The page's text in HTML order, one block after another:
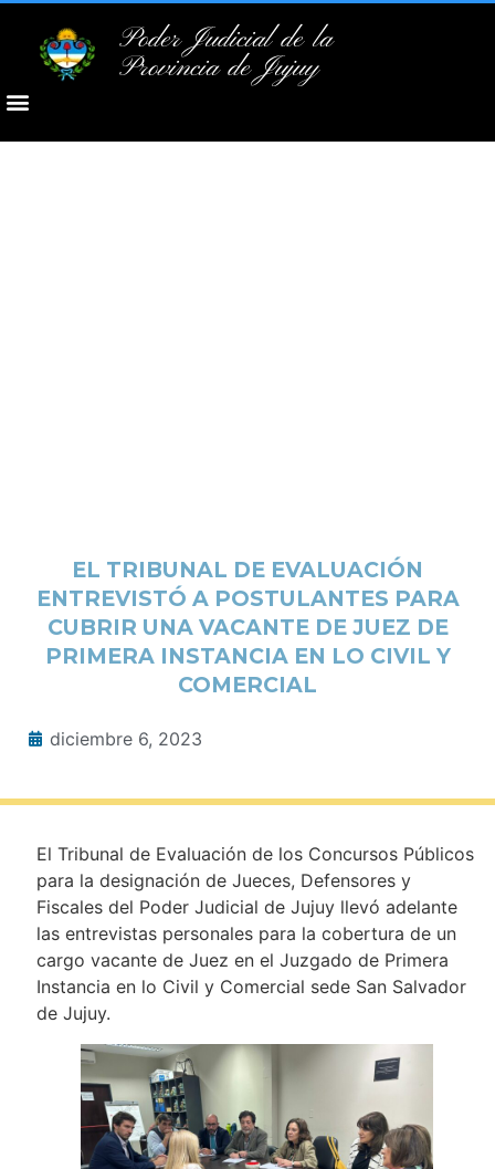
Poder Judicial de la
Provincia de Jujuy
EL TRIBUNAL DE EVALUACIÓN
ENTREVISTÓ A POSTULANTES PARA
CUBRIR UNA VACANTE DE JUEZ DE
PRIMERA INSTANCIA EN LO CIVIL Y
COMERCIAL
diciembre 6, 2023
El Tribunal de Evaluación de los Concursos Públicos
para la designación de Jueces, Defensores y
Fiscales del Poder Judicial de Jujuy llevó adelante
las entrevistas personales para la cobertura de un
cargo vacante de Juez en el Juzgado de Primera
Instancia en lo Civil y Comercial sede San Salvador
de Jujuy.